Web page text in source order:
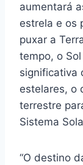
aumentará
estrela e os
puxar a
tempo, o
significativa
estelares, o
terrestre
Sistema
“O destino